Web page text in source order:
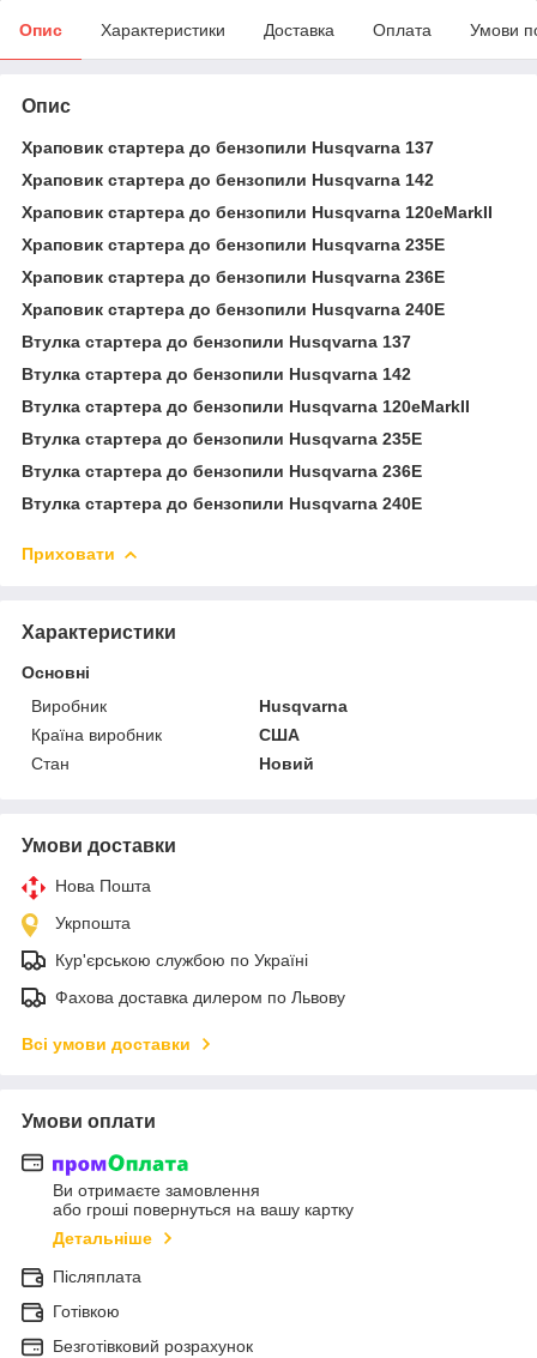
Опис Характеристики Доставка Оплата Умови
Опис
Храповик стартера до бензопили Husqvarna 137
Храповик стартера до бензопили Husqvarna 142
Храповик стартера до бензопили Husqvarna 120eMarkII
Храповик стартера до бензопили Husqvarna 235Е
Храповик стартера до бензопили Husqvarna 236Е
Храповик стартера до бензопили Husqvarna 240Е
Втулка стартера до бензопили Husqvarna 137
Втулка стартера до бензопили Husqvarna 142
Втулка стартера до бензопили Husqvarna 120eMarkII
Втулка стартера до бензопили Husqvarna 235Е
Втулка стартера до бензопили Husqvarna 236Е
Втулка стартера до бензопили Husqvarna 240Е
Приховати
Характеристики
Основні
Виробник
Husqvarna
Країна виробник
США
Стан
Новий
Умови доставки
Нова Пошта
Укрпошта
Кур'єрською службою по Україні
Фахова доставка дилером по Львову
Всі умови доставки
Умови оплати
Ви отримаєте замовлення
або гроші повернуться на вашу картку
Детальніше
Післяплата
Готівкою
Безготівковий розрахунок